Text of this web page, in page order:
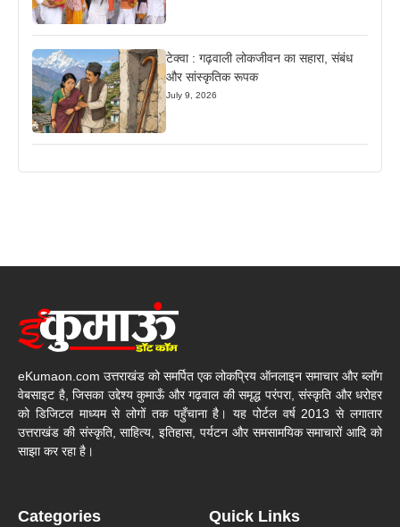
टेक्वा : गढ़वाली लोकजीवन का सहारा, संबंध
और सांस्कृतिक रूपक
July 9, 2026
eKumaon.com उत्तराखंड को समर्पित एक लोकप्रिय ऑनलाइन समाचार और ब्लॉग
वेबसाइट है, जिसका उद्देश्य कुमाऊँ और गढ़वाल की समृद्ध परंपरा, संस्कृति और धरोहर
को डिजिटल माध्यम से लोगों तक पहुँचाना है। यह पोर्टल वर्ष 2013 से लगातार
उत्तराखंड की संस्कृति, साहित्य, इतिहास, पर्यटन और समसामयिक समाचारों आदि को
साझा कर रहा है।
Categories Quick Links